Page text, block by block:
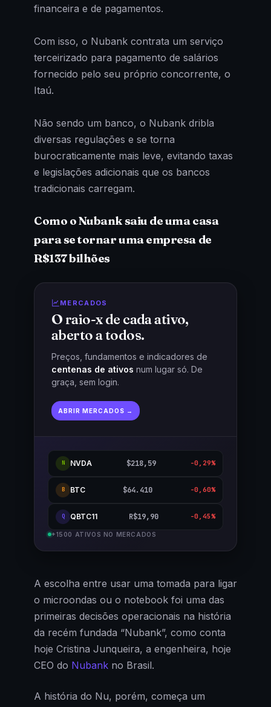
financeira e de pagamentos.
Com isso, o Nubank contrata um serviço
terceirizado para pagamento de salários
fornecido pelo seu próprio concorrente, o
Itaú.
Não sendo um banco, o Nubank dribla
diversas regulações e se torna
burocraticamente mais leve, evitando taxas
e legislações adicionais que os bancos
tradicionais carregam.
Como o Nubank saiu de uma casa
para se tornar uma empresa de
R$137 bilhões
MERCADOS
O raio-x de cada ativo,
aberto a todos.
Preços, fundamentos e indicadores de
centenas de ativos num lugar só. De
graça, sem login.
ABRIR MERCADOS →
N NVDA $218,59 -0,29%
B BTC $64.410 -0,60%
Q QBTC11 R$19,90 -0,45%
+1500 ATIVOS NO MERCADOS
A escolha entre usar uma tomada para ligar
o microondas ou o notebook foi uma das
primeiras decisões operacionais na história
da recém fundada “Nubank”, como conta
hoje Cristina Junqueira, a engenheira, hoje
CEO do Nubank no Brasil.
A história do Nu, porém, começa um